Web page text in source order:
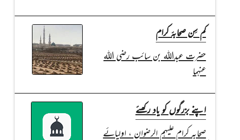
کم سِن صحابۂ کرام
حضرت عبداللہ بن سائب رضی اللہ
عنہما
اپنے بزرگوں کو یاد رکھئے
صحابہ کرام علیہم الرضوان ، اولیائے